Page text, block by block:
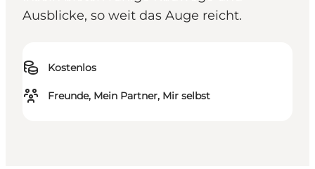
Ausblicke, so weit das Auge reicht.
Kostenlos
Freunde, Mein Partner, Mir selbst